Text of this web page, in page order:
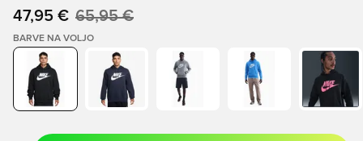
47,95 € 65,95 €
BARVE NA VOLJO